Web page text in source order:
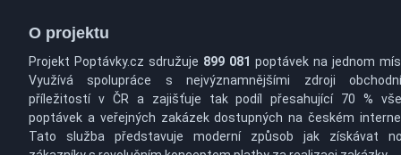
O projektu
Projekt Poptávky.cz sdružuje 899 081 poptávek na jednom
Využívá spolupráce s nejvýznamnějšími zdroji
příležitostí v ČR a zajišťuje tak podíl přesahující 70 %
poptávek a veřejných zakázek dostupných na českém
Tato služba představuje moderní způsob jak získávat